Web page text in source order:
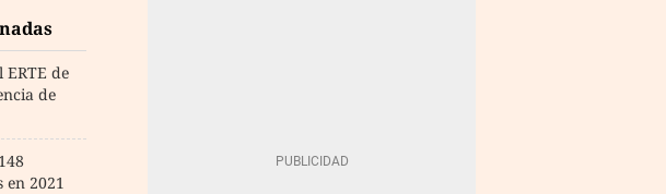
de
de
2021